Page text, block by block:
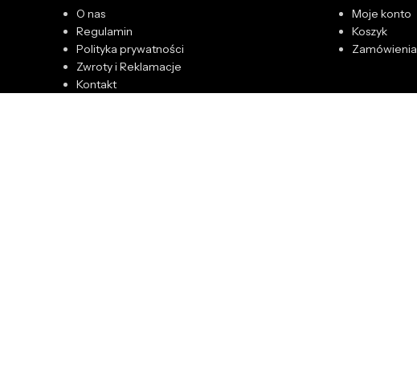
O nas
Regulamin
Polityka prywatności
Zwroty i Reklamacje
Kontakt
Moje konto
Koszyk
Zamówienia